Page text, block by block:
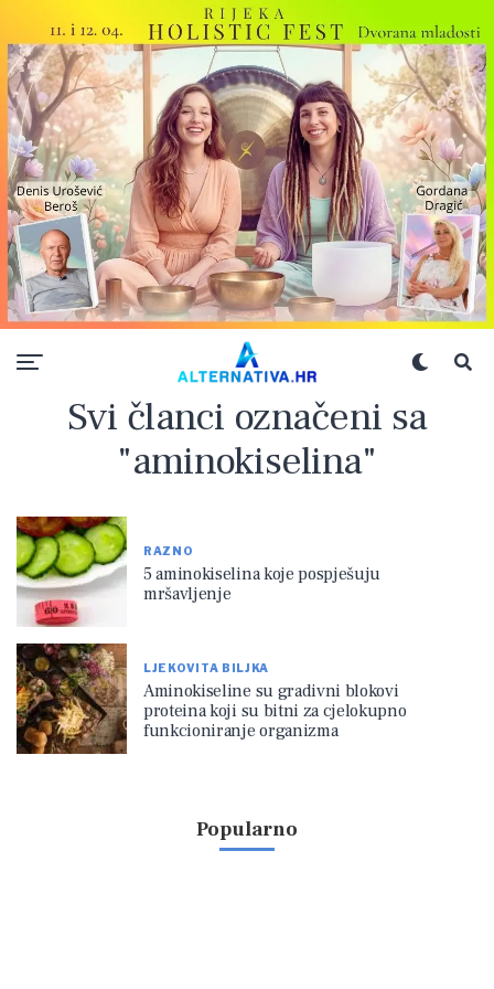
Svi članci označeni sa
"aminokiselina"
RAZNO
5 aminokiselina koje pospješuju
mršavljenje
LJEKOVITA BILJKA
Aminokiseline su gradivni blokovi
proteina koji su bitni za cjelokupno
funkcioniranje organizma
Popularno